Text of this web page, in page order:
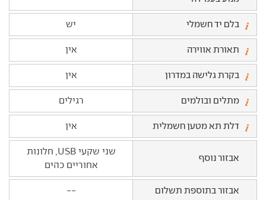
בלם יד חשמלי יש
תאורת אווירה אין
בקרת גלישה במדרון אין
מתלים ובולמים רגילים
דלת תא מטען חשמלית אין
אבזור נוסף
שני שקעי USB, חלונות
אחוריים כהים
אבזור בתוספת תשלום --